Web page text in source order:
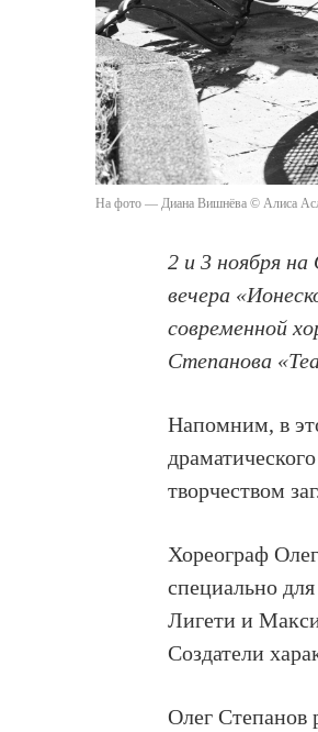
На фото — Диана Вишнёва © Алиса
2 и 3 ноября
вечера
современной
Степанова
Напомним, в
творчеством
Хореограф
специально
Лигети и
Создатели
Олег Степанов